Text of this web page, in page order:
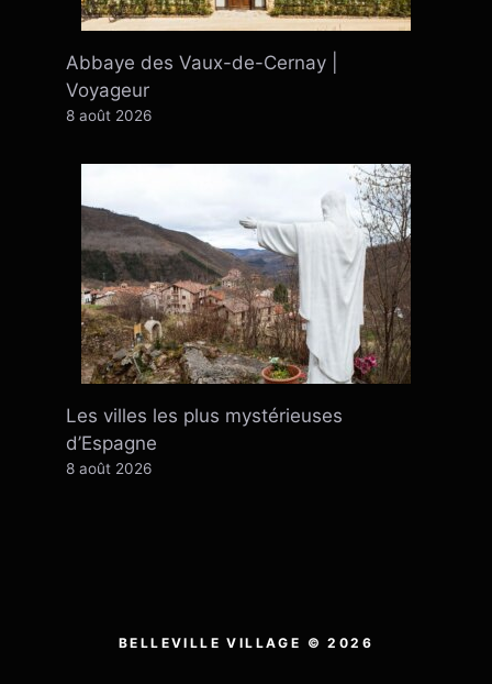
Abbaye des Vaux-de-Cernay |
Voyageur
8 août 2026
Les villes les plus mystérieuses
d’Espagne
8 août 2026
BELLEVILLE VILLAGE © 2026